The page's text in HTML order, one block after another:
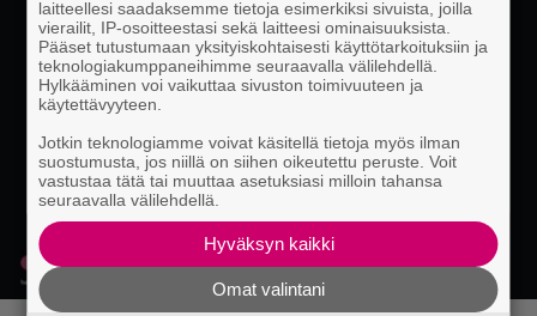
laitteellesi saadaksemme tietoja esimerkiksi sivuista, joilla
vierailit, IP-osoitteestasi sekä laitteesi ominaisuuksista.
Pääset tutustumaan yksityiskohtaisesti käyttötarkoituksiin ja
teknologiakumppaneihimme seuraavalla välilehdellä.
Hylkääminen voi vaikuttaa sivuston toimivuuteen ja
käytettävyyteen.
Jotkin teknologiamme voivat käsitellä tietoja myös ilman
suostumusta, jos niillä on siihen oikeutettu peruste. Voit
vastustaa tätä tai muuttaa asetuksiasi milloin tahansa
seuraavalla välilehdellä.
Hyväksyn kaikki
Omat valintani